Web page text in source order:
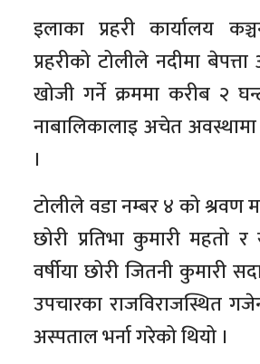
इलाका प्रहरी कार्यालय
प्रहरीको टोलीले नदीमा
खोजी गर्ने क्रममा करीब २
नाबालिकालाइ अचेत
।
टोलीले वडा नम्बर ४ को श्रवण
छोरी प्रतिभा कुमारी महतो
वर्षीया छोरी जितनी कुमारी
उपचारका राजविराजस्थित
अस्पताल भर्ना गरेको थिय‍ो ।